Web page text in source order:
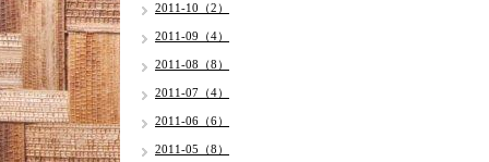
2011-10（2）
2011-09（4）
2011-08（8）
2011-07（4）
2011-06（6）
2011-05（8）